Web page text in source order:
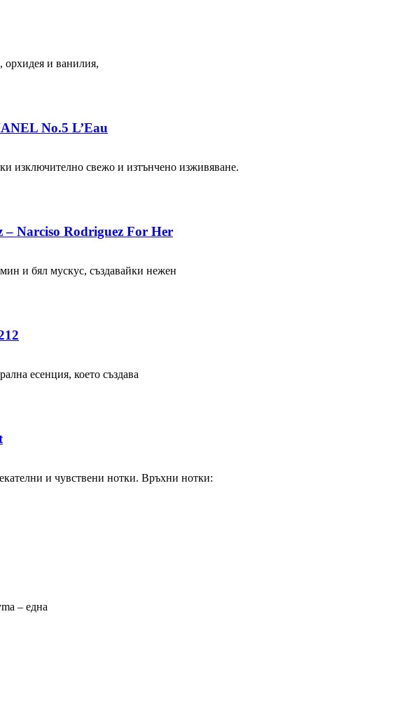
орхидея и ванилия,
No.5 L’Eau
изключително свежо и изтънчено изживяване.
Narciso Rodriguez For Her
и бял мускус, създавайки нежен
есенция, което създава
и чувствени нотки. Връхни нотки:
– една